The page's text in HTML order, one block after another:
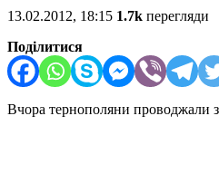
13.02.2012, 18:15 1.7k перегляди
Поділитися
Вчора тернополяни проводжали